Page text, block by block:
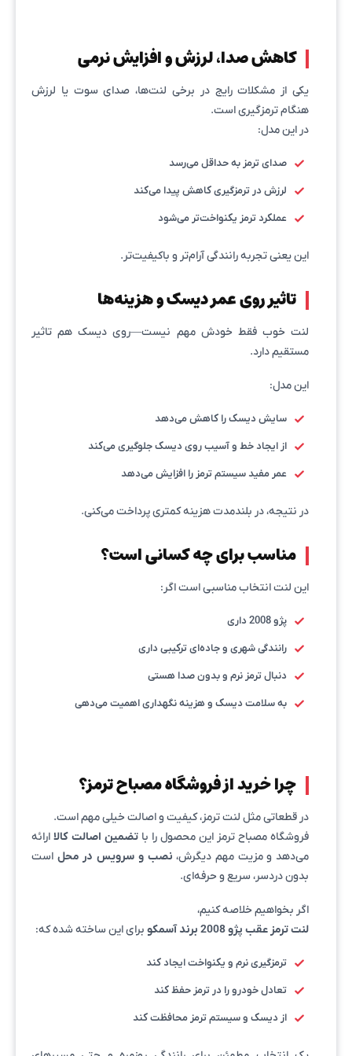
کاهش صدا، لرزش و افزایش نرمی
یکی از مشکلات رایج در برخی لنت‌ها، صدای سوت یا لرزش
هنگام ترمزگیری است.
در این مدل:
صدای ترمز به حداقل می‌رسد
لرزش در ترمزگیری کاهش پیدا می‌کند
عملکرد ترمز یکنواخت‌تر می‌شود
این یعنی تجربه رانندگی آرام‌تر و باکیفیت‌تر.
تاثیر روی عمر دیسک و هزینه‌ها
لنت خوب فقط خودش مهم نیست—روی دیسک هم تاثیر
مستقیم دارد.
این مدل:
سایش دیسک را کاهش می‌دهد
از ایجاد خط و آسیب روی دیسک جلوگیری می‌کند
عمر مفید سیستم ترمز را افزایش می‌دهد
در نتیجه، در بلندمدت هزینه کمتری پرداخت می‌کنی.
مناسب برای چه کسانی است؟
این لنت انتخاب مناسبی است اگر:
پژو 2008 داری
رانندگی شهری و جاده‌ای ترکیبی داری
دنبال ترمز نرم و بدون صدا هستی
به سلامت دیسک و هزینه نگهداری اهمیت می‌دهی
چرا خرید از فروشگاه مصباح ترمز؟
در قطعاتی مثل لنت ترمز، کیفیت و اصالت خیلی مهم است.
فروشگاه مصباح ترمز این محصول را با تضمین اصالت کالا ارائه
می‌دهد و مزیت مهم دیگرش، نصب و سرویس در محل است
بدون دردسر، سریع و حرفه‌ای.
اگر بخواهیم خلاصه کنیم،
لنت ترمز عقب پژو 2008 برند آسمکو
برای این ساخته شده که:
ترمزگیری نرم و یکنواخت ایجاد کند
تعادل خودرو را در ترمز حفظ کند
از دیسک و سیستم ترمز محافظت کند